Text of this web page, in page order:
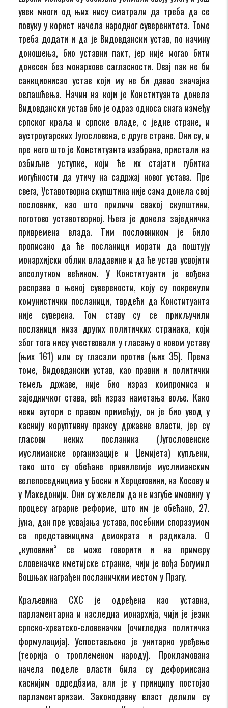
увек многи од њих нису сматрали да треба да се
повуку у корист начела народног суверенитета. Томе
треба додати и да је Видовдански устав, по начину
доношења, био уставни пакт, јер није могао бити
донесен без монархове сагласности. Овај пак не би
санкционисао устав који му не би давао значајна
овлашћења. Начин на који је Конституанта донела
Видовдански устав био је одраз односа снага између
српског краља и српске владе, с једне стране, и
аустроугарских Југословена, с друге стране. Они су, и
пре него што је Конституанта изабрана, пристали на
озбиљне уступке, који ће их стајати губитка
могућности да утичу на садржај новог устава. Пре
свега, Уставотворна скупштина није сама донела свој
пословник, као што приличи свакој скупштини,
поготово уставотворној. Њега је донела заједничка
привремена влада. Тим пословником је било
прописано да ће посланици морати да поштују
монархијски облик владавине и да ће устав усвојити
апсолутном већином. У Конституанти је вођена
расправа о њеној суверености, коју су покренули
комунистички посланици, тврдећи да Конституанта
није суверена. Том ставу су се прикључили
посланици низа других политичких странака, који
због тога нису учествовали у гласању о новом уставу
(њих 161) или су гласали против (њих 35). Према
томе, Видовдански устав, као правни и политички
темељ државе, није био израз компромиса и
заједничког става, већ израз наметања воље. Како
неки аутори с правом примећују, он је био увод у
каснију коруптивну праксу државне власти, јер су
гласови неких посланика (Југословенске
муслиманске организације и Џемијета) купљени,
тако што су обећане привилегије муслиманским
велепоседницима у Босни и Херцеговини, на Косову и
у Македонији. Они су желели да не изгубе имовину у
процесу аграрне реформе, што им је обећано, 27.
јуна, дан пре усвајања устава, посебним споразумом
са представницима демократа и радикала. О
„куповини“ се може говорити и на примеру
словеначке кметијске странке, чији је вођа Богумил
Вошњак награђен посланичким местом у Прагу.
Краљевина СХС је одређена као уставна,
парламентарна и наследна монархија, чији је језик
српско-хрватско-словеначки (очигледна политичка
формулација). Успостављено је унитарно уређење
(теорија о троплеменом народу). Прокламована
начела поделе власти била су деформисана
каснијим одредбама, али је у принципу постојао
парламентаризам. Законодавну власт делили су